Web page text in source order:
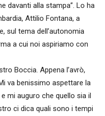
davanti alla stampa”. Lo ha
Attilio Fontana, a
sul tema dell’autonomia
a cui noi aspiriamo con
Boccia. Appena l’avrò,
va benissimo aspettare la
mi auguro che quello sia il
ci dica quali sono i tempi